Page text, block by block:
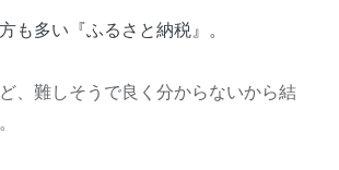
も多い『ふるさと納税』。
、難しそうで良く分からないから結